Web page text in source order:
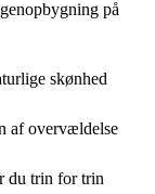
på
skønhed
af overvældelse
du trin for trin